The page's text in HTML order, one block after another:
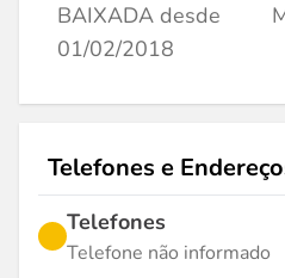
BAIXADA desde
01/02/2018
Telefones e
Telefones
Telefone não informado